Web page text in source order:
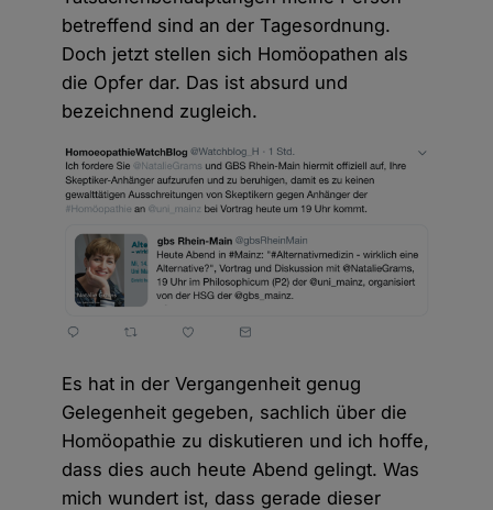
betreffend sind an der Tagesordnung.
Doch jetzt stellen sich Homöopathen als
die Opfer dar. Das ist absurd und
bezeichnend zugleich.
Es hat in der Vergangenheit genug
Gelegenheit gegeben, sachlich über die
Homöopathie zu diskutieren und ich hoffe,
dass dies auch heute Abend gelingt. Was
mich wundert ist, dass gerade dieser